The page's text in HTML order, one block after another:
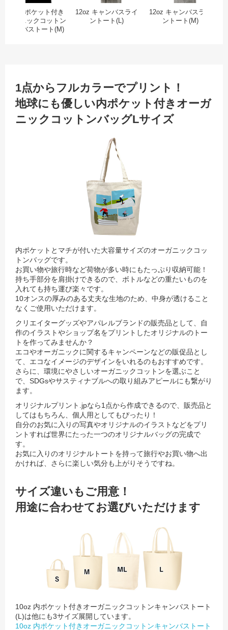
10oz 内ポケット付き
オーガニックコットン
キャンバストート(M)
12oz キャンバスライ
ントート(L)
12oz キャンバスライ
ントート(M)
1点からフルカラーでプリント！
地球にも優しい内ポケット付きオーガ
ニックコットンバッグLサイズ
内ポケットとマチが付いた大容量サイズのオーガニックコッ
トンバッグです。
お買い物や旅行時など荷物が多い時にもたっぷり収納可能！
持ち手部分を肩掛けできるので、ボトルなどの重たいものを
入れても持ち運び楽々です。
10オンスの厚みのある丈夫な生地のため、中身が透けること
なくご使用いただけます。
クリエイターグッズやアパレルブランドの販売品として、自
作のイラストやショップ名をプリントしたオリジナルのトー
トを作ってみませんか？
エコやオーガニックに関するキャンペーンなどの販促品とし
て、エコなイメージのデザインをいれるのもおすすめです。
さらに、環境にやさしいオーガニックコットンを選ぶこと
で、SDGsやサスティナブルへの取り組みアピールにも繋がり
ます。
オリジナルプリント.jpなら1点から作成できるので、販売品と
してはもちろん、個人用としてもぴったり！
自分のお気に入りの写真やオリジナルのイラストなどをプリ
ントすれば世界にたった一つのオリジナルバッグの完成で
す。
お気に入りのオリジナルトートを持って旅行やお買い物へ出
かければ、さらに楽しい気分も上がりそうですね。
サイズ違いもご用意！
用途に合わせてお選びいただけます
10oz 内ポケット付きオーガニックコットンキャンバストート
(L)は他にも3サイズ展開しています。
10oz 内ポケット付きオーガニックコットンキャンバストート